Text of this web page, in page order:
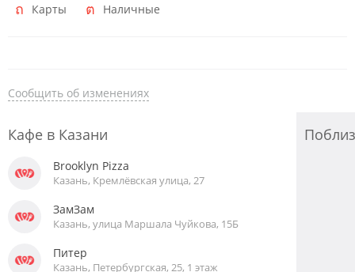
Карты Наличные
Сообщить об изменениях
Кафе в Казани
Brooklyn Pizza
Казань, Кремлёвская улица, 27
ЗамЗам
Казань, улица Маршала Чуйкова, 15Б
Питер
Казань, Петербургская, 25, 1 этаж